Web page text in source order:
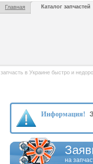
Главная Каталог запчастей
в Украине быстро и
Информация!
на